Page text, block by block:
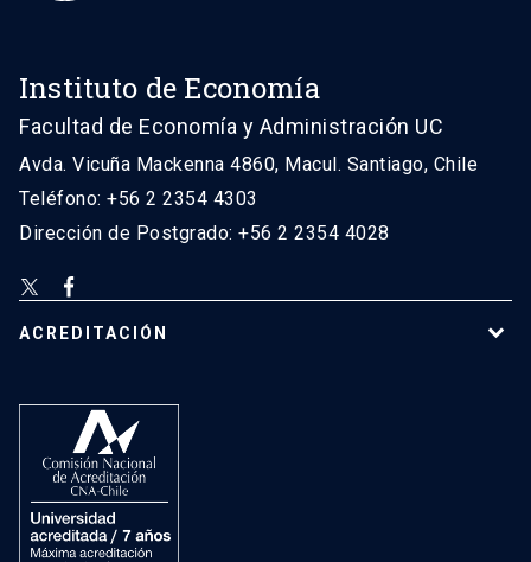
Instituto de Economía
Facultad de Economía y Administración UC
Avda. Vicuña Mackenna 4860, Macul. Santiago, Chile
Teléfono: +56 2 2354 4303
Dirección de Postgrado: +56 2 2354 4028
ACREDITACIÓN